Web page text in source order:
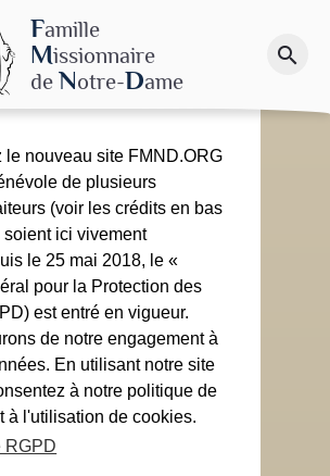
Famille
Missionnaire
de Notre-Dame
search
Faire un don
le nouveau site FMND.ORG
de plusieurs
(voir les crédits en bas
ici vivement
le 25 mai 2018, le «
pour la Protection des
est entré en vigueur.
de notre engagement à
En utilisant notre site
à notre politique de
à l'utilisation de cookies.
RGPD